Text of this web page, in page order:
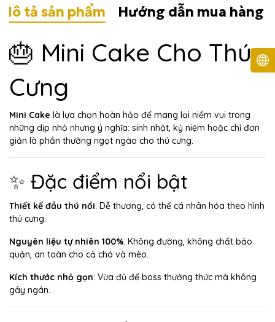
tả sản phẩm Hướng dẫn mua hàng
🎂 Mini Cake Cho Thú
Cưng
Mini Cake là lựa chọn hoàn hảo để mang lại niềm vui trong
những dịp nhỏ nhưng ý nghĩa: sinh nhật, kỷ niệm hoặc chỉ đơn
giản là phần thưởng ngọt ngào cho thú cưng.
✨ Đặc điểm nổi bật
Thiết kế đầu thú nổi: Dễ thương, có thể cá nhân hóa theo hình
thú cưng.
Nguyên liệu tự nhiên 100%: Không đường, không chất bảo
quản, an toàn cho cả chó và mèo.
Kích thước nhỏ gọn: Vừa đủ để boss thưởng thức mà không
gây ngán.